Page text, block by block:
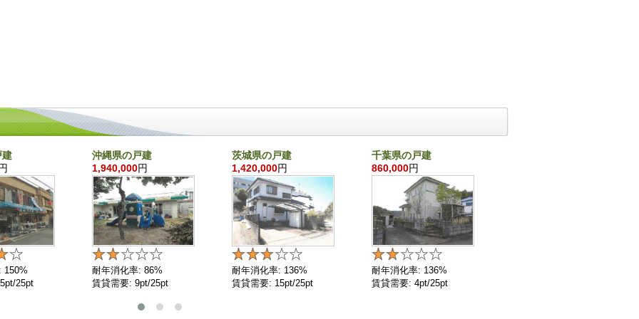
建
150%
25pt
沖縄県の戸建
1,940,000円
耐年消化率: 86%
賃貸需要: 9pt/25pt
茨城県の戸建
1,420,000円
耐年消化率: 136%
賃貸需要: 15pt/25pt
千葉県の戸建
860,000円
耐年消化率: 136%
賃貸需要: 4pt/25pt